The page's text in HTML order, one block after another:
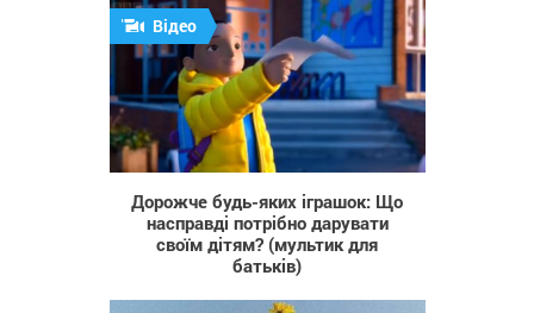
2 413
Відео
Дорожче будь-яких іграшок: Що
насправді потрібно дарувати
своїм дітям? (мультик для
батьків)